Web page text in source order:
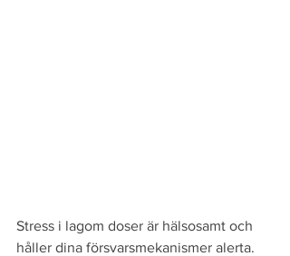
Stress i lagom doser är hälsosamt och
håller dina försvarsmekanismer alerta.